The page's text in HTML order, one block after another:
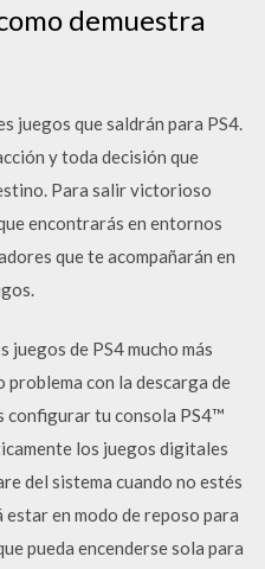
demuestra
juegos que saldrán para PS4.
y toda decisión que
Para salir victorioso
encontrarás en entornos
que te acompañarán en
juegos de PS4 mucho más
con la descarga de
configurar tu consola PS4™
los juegos digitales
del sistema cuando no estés
estar en modo de reposo para
pueda encenderse sola para